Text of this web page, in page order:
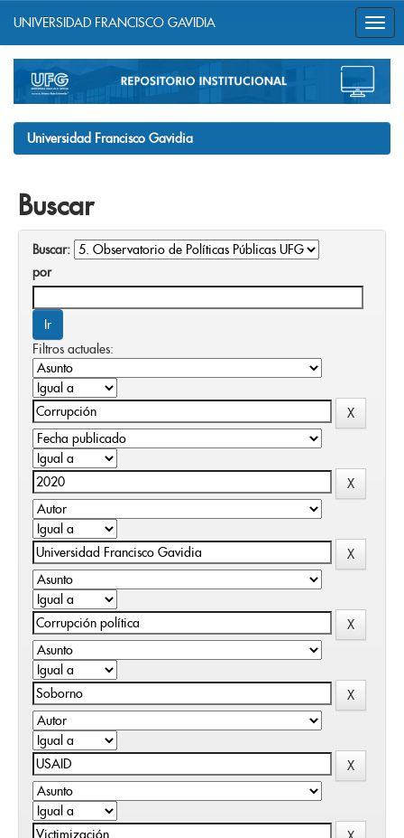
navigation
UNIVERSIDAD FRANCISCO GAVIDIA
Universidad Francisco Gavidia
Buscar
Buscar:
por
Filtros actuales: